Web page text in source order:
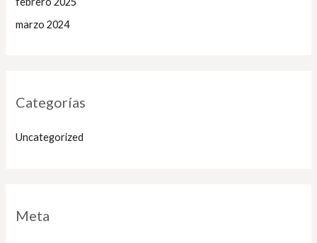
marzo 2024
Categorías
Uncategorized
Meta